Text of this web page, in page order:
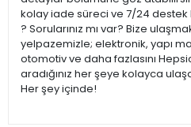
kolay iade süreci ve 7/24 destek
? Sorularınız mı var? Bize
yelpazemizle; elektronik, yapı
otomotiv ve daha fazlasını
aradığınız her şeye kolayca
Her şey içinde!